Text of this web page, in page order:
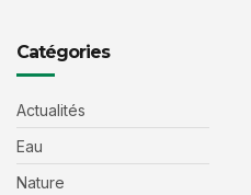
Catégories
Actualités
Eau
Nature